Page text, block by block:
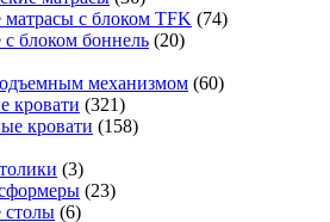
с блоком TFK (74)
блоком боннель (20)
механизмом (60)
кровати (321)
кровати (158)
(3)
(23)
столы (6)